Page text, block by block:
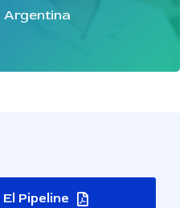
Argentina
Pipeline